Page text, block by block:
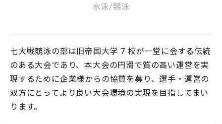
水泳/競泳
七大戦競泳の部は旧帝国大学 7 校が一堂に会する伝統
のある大会であり、本大会の円滑で質の高い運営を実
現するために企業様からの協賛を募り、選手・運営の
双方にとってより良い大会環境の実現を目指してまい
ります。